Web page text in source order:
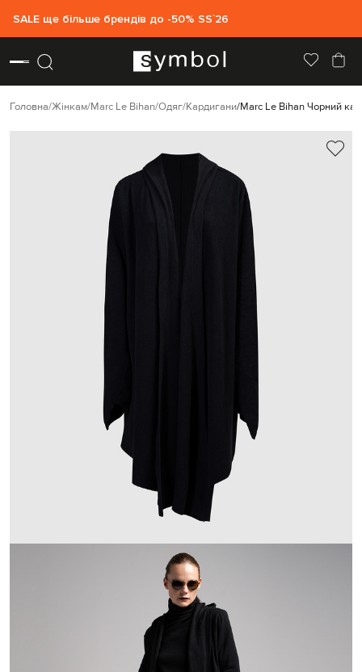
SALE ще більше брендів до -50% SS`26
Головна Жінкам Marc Le Bihan Одяг Кардигани Marc Le Bihan Чорний